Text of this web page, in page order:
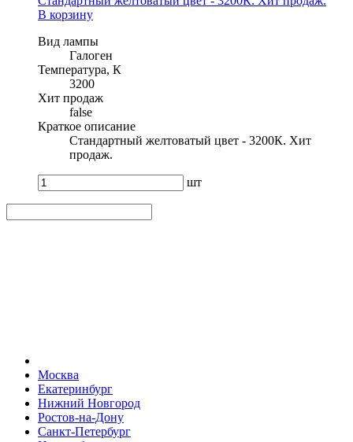
В корзину
Вид лампы
Галоген
Температура, К
3200
Хит продаж
false
Краткое описание
Стандартный желтоватый цвет - 3200К. Хит
продаж.
шт
Москва
Екатеринбург
Нижний Новгород
Ростов-на-Дону
Санкт-Петербург